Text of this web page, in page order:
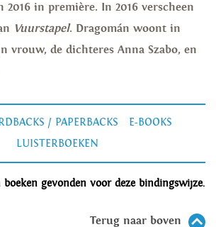
in première. In 2016 verscheen
Vuurstapel. Dragomán woont in
vrouw, de dichteres Anna Szabo, en
/ PAPERBACKS
E-BOOKS
LUISTERBOEKEN
boeken gevonden voor deze bindingswijze.
Terug naar boven